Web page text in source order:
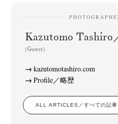
Kazutomo Tashiro
(Guest)
kazutomotashiro.com
Profile／略歴
ALL ARTICLES／すべての記事